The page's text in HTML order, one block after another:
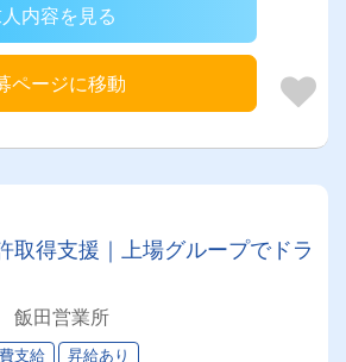
内容を見る
ページに移動
取得支援｜上場グループでドラ
飯田営業所
支給 昇給あり